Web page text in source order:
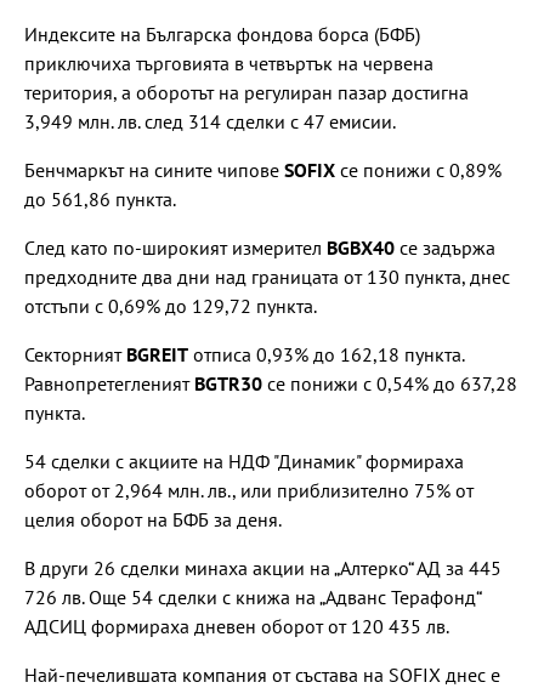
Индексите на Българска фондова борса (БФБ)
приключиха търговията в четвъртък на червена
територия, а оборотът на регулиран пазар достигна
3,949 млн. лв. след 314 сделки с 47 емисии.
Бенчмаркът на сините чипове SOFIX се понижи с 0,89%
до 561,86 пункта.
След като по-широкият измерител BGBX40 се задържа
предходните два дни над границата от 130 пункта, днес
отстъпи с 0,69% до 129,72 пункта.
Секторният BGREIT отписа 0,93% до 162,18 пункта.
Равнопретегленият BGTR30 се понижи с 0,54% до 637,28
пункта.
54 сделки с акциите на НДФ "Динамик" формираха
оборот от 2,964 млн. лв., или приблизително 75% от
целия оборот на БФБ за деня.
В други 26 сделки минаха акции на „Алтерко“ АД за 445
726 лв. Още 54 сделки с книжа на „Адванс Терафонд“
АДСИЦ формираха дневен оборот от 120 435 лв.
Най-печелившата компания от състава на SOFIX днес е